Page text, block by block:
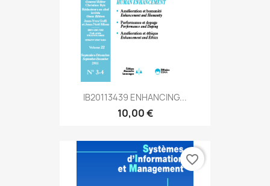
IB20113439 ENHANCING...
10,00 €
favorite_border